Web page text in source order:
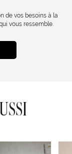
de vos besoins à la
vous ressemble.